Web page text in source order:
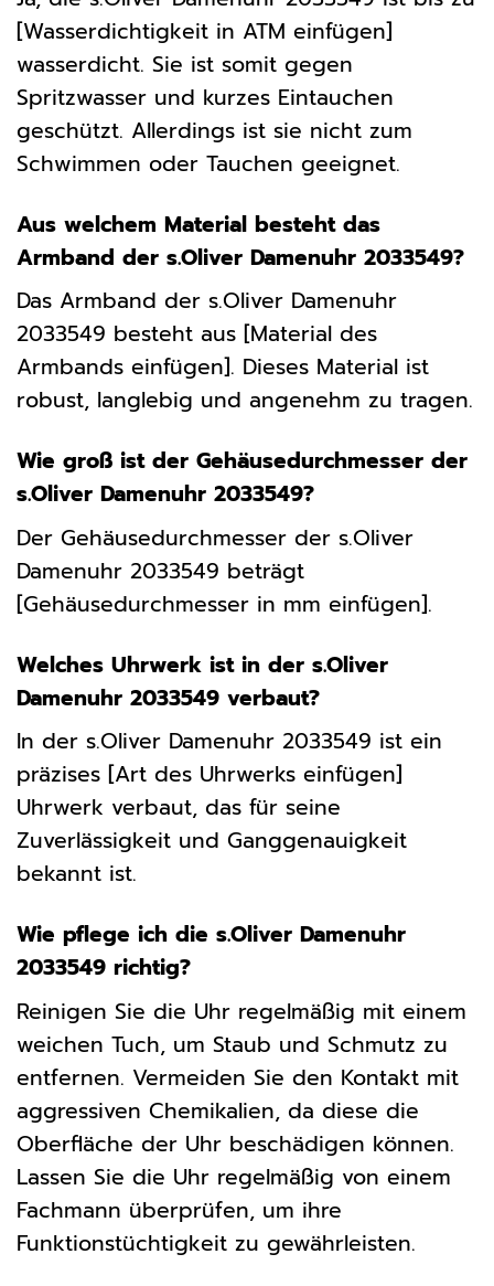
[Wasserdichtigkeit in ATM einfügen]
wasserdicht. Sie ist somit gegen
Spritzwasser und kurzes Eintauchen
geschützt. Allerdings ist sie nicht zum
Schwimmen oder Tauchen geeignet.
Aus welchem Material besteht das
Armband der s.Oliver Damenuhr 2033549?
Das Armband der s.Oliver Damenuhr
2033549 besteht aus [Material des
Armbands einfügen]. Dieses Material ist
robust, langlebig und angenehm zu tragen.
Wie groß ist der Gehäusedurchmesser der
s.Oliver Damenuhr 2033549?
Der Gehäusedurchmesser der s.Oliver
Damenuhr 2033549 beträgt
[Gehäusedurchmesser in mm einfügen].
Welches Uhrwerk ist in der s.Oliver
Damenuhr 2033549 verbaut?
In der s.Oliver Damenuhr 2033549 ist ein
präzises [Art des Uhrwerks einfügen]
Uhrwerk verbaut, das für seine
Zuverlässigkeit und Ganggenauigkeit
bekannt ist.
Wie pflege ich die s.Oliver Damenuhr
2033549 richtig?
Reinigen Sie die Uhr regelmäßig mit einem
weichen Tuch, um Staub und Schmutz zu
entfernen. Vermeiden Sie den Kontakt mit
aggressiven Chemikalien, da diese die
Oberfläche der Uhr beschädigen können.
Lassen Sie die Uhr regelmäßig von einem
Fachmann überprüfen, um ihre
Funktionstüchtigkeit zu gewährleisten.